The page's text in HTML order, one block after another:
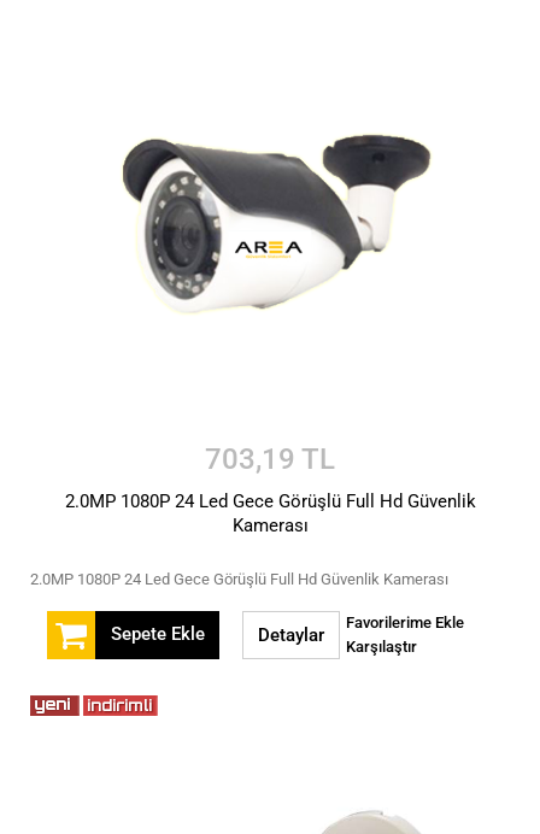
703,19 TL
2.0MP 1080P 24 Led Gece Görüşlü Full Hd Güvenlik
Kamerası
2.0MP 1080P 24 Led Gece Görüşlü Full Hd Güvenlik Kamerası
Sepete Ekle Detaylar
Favorilerime Ekle
Karşılaştır